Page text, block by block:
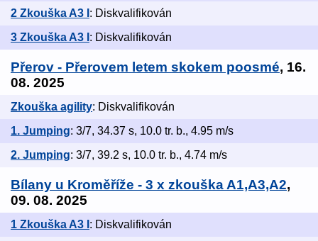
2 Zkouška A3 I : Diskvalifikován
3 Zkouška A3 I : Diskvalifikován
Přerov - Přerovem letem skokem poosmé, 16.
08. 2025
Zkouška agility: Diskvalifikován
1. Jumping: 3/7, 34.37 s, 10.0 tr. b., 4.95 m/s
2. Jumping: 3/7, 39.2 s, 10.0 tr. b., 4.74 m/s
Bílany u Kroměříže - 3 x zkouška A1,A3,A2,
09. 08. 2025
1 Zkouška A3 I : Diskvalifikován